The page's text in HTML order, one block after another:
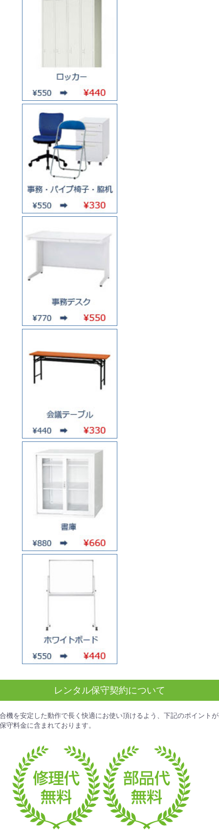
レンタル保守契約について
機を安定した動作で長く快適にお使い頂けるよう、下記のポイントが
守料金に含まれております。